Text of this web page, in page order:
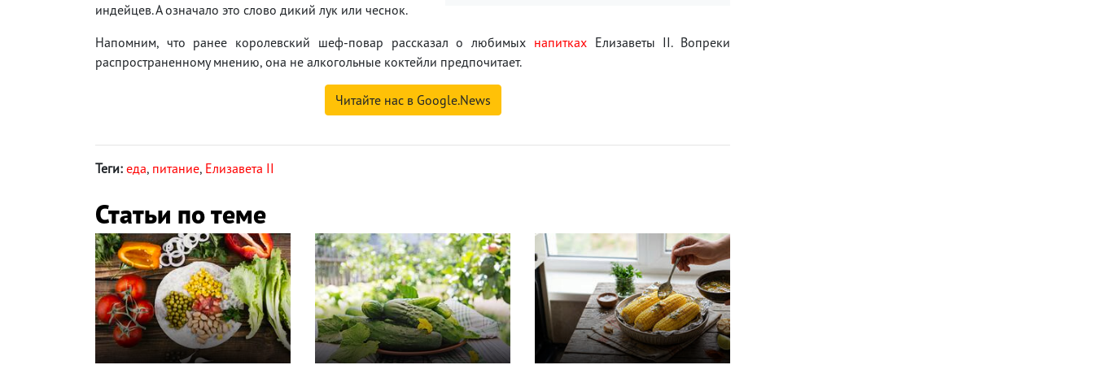
индейцев. А означало это слово дикий лук или чеснок.
Напомним, что ранее королевский шеф-повар рассказал о любимых напиткахЕлизаветы ІІ. Вопреки
распространенному мнению, она не алкогольные коктейли предпочитает.
Читайте нас в Google.News
Теги: еда, питание, Елизавета II
Статьи по теме